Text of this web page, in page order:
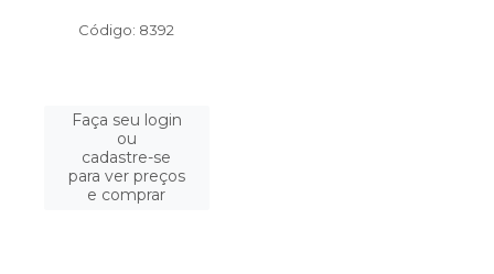
Código: 8392
Faça seu login
ou
cadastre-se
para ver preços
e comprar